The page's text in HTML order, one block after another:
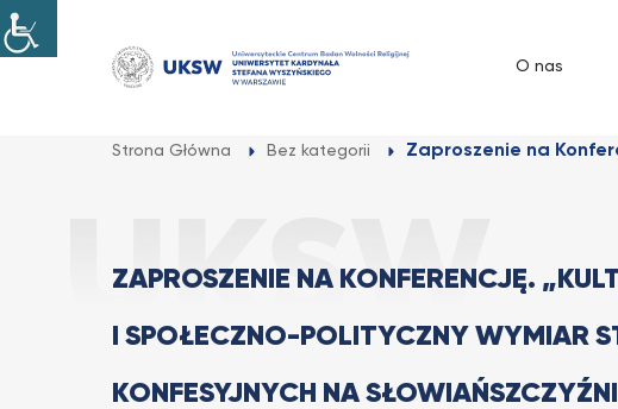
Przejdź
do
O nas
Strona Główna Bez kategorii Zaproszenie na
ZAPROSZENIE NA KONFERENCJĘ.
I SPOŁECZNO-POLITYCZNY WYMIAR
KONFESYJNYCH NA